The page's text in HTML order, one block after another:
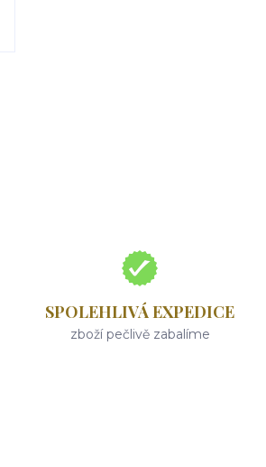
SPOLEHLIVÁ EXPEDICE
zboží pečlivě zabalíme